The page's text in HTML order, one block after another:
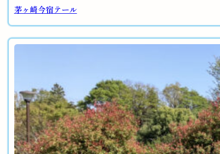
茅ヶ崎今宿テール